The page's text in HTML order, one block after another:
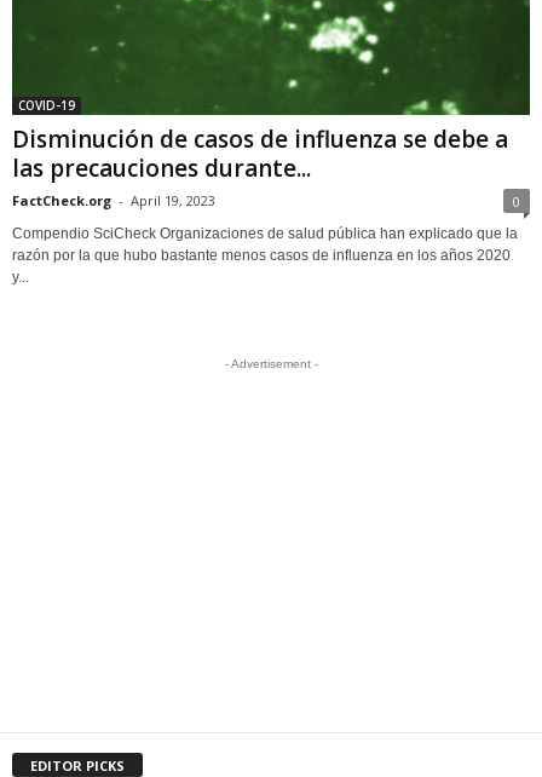
COVID-19
Disminución de casos de influenza se debe a
las precauciones durante...
FactCheck.org - April 19, 2023 0
Compendio SciCheck Organizaciones de salud pública han explicado que la
razón por la que hubo bastante menos casos de influenza en los años 2020
y...
- Advertisement -
EDITOR PICKS